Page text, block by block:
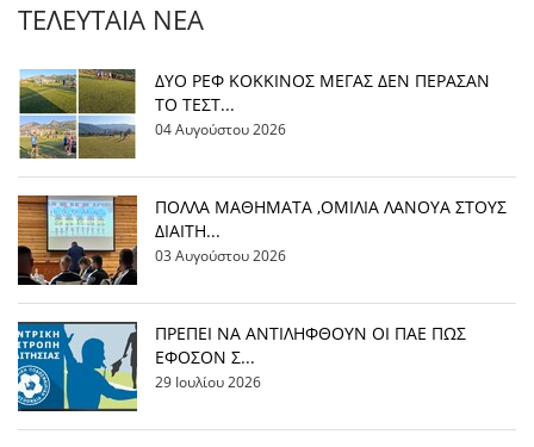
ΤΕΛΕΥΤΑΊΑ ΝΈΑ
ΔΥΟ ΡΕΦ ΚΟΚΚΙΝΟΣ ΜΕΓΑΣ ΔΕΝ ΠΕΡΑΣΑΝ
ΤΟ ΤΕΣΤ...
04 Αυγούστου 2026
ΠΟΛΛΑ ΜΑΘΗΜΑΤΑ ,ΟΜΙΛΙΑ ΛΑΝΟΥΑ ΣΤΟΥΣ
ΔΙΑΙΤΗ...
03 Αυγούστου 2026
ΠΡΕΠΕΙ ΝΑ ΑΝΤΙΛΗΦΘΟΥΝ ΟΙ ΠΑΕ ΠΩΣ
ΕΦΟΣΟΝ Σ...
29 Ιουλίου 2026